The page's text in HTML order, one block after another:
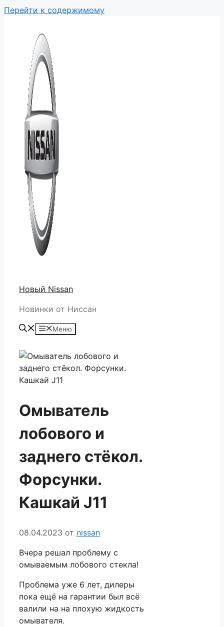
Перейти к содержимому
Новый Nissan
Новинки от Ниссан
Меню
Омыватель
лобового и
заднего стёкол.
Форсунки.
Кашкай J11
08.04.2023 от nissan
Вчера решал проблему с
омываемым лобового стекла!
Проблема уже 6 лет, дилеры
пока ещё на гарантии был всё
валили на на плохую жидкость
омывателя.